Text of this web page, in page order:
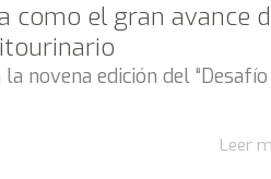
como el gran avance
novena edición del “Desafío
Leer